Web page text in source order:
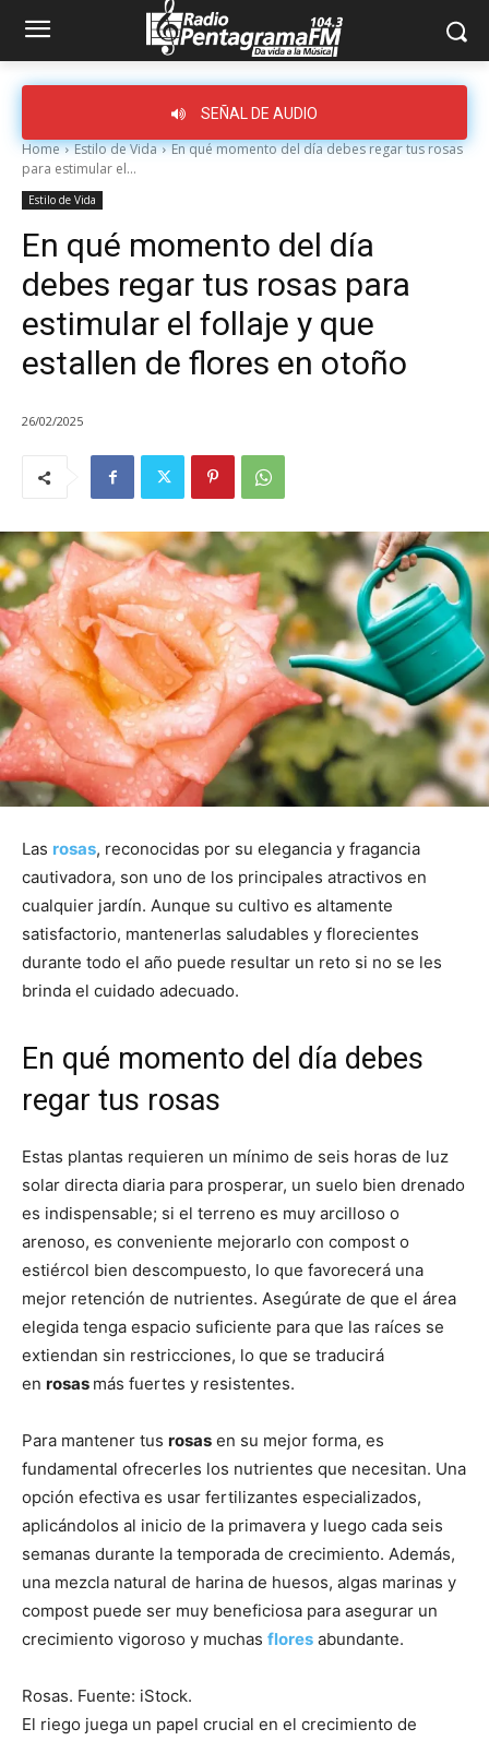
SEÑAL DE AUDIO
Home Estilo de Vida
En qué momento del día debes regar tus rosas
para estimular el...
Estilo de Vida
En qué momento del día
debes regar tus rosas para
estimular el follaje y que
estallen de flores en otoño
26/02/2025
Las rosas, reconocidas por su elegancia y fragancia
cautivadora, son uno de los principales atractivos en
cualquier jardín. Aunque su cultivo es altamente
satisfactorio, mantenerlas saludables y florecientes
durante todo el año puede resultar un reto si no se les
brinda el cuidado adecuado.
En qué momento del día debes
regar tus rosas
Estas plantas requieren un mínimo de seis horas de luz
solar directa diaria para prosperar, un suelo bien drenado
es indispensable; si el terreno es muy arcilloso o
arenoso, es conveniente mejorarlo con compost o
estiércol bien descompuesto, lo que favorecerá una
mejor retención de nutrientes. Asegúrate de que el área
elegida tenga espacio suficiente para que las raíces se
extiendan sin restricciones, lo que se traducirá
en rosas más fuertes y resistentes.
Para mantener tus rosas en su mejor forma, es
fundamental ofrecerles los nutrientes que necesitan. Una
opción efectiva es usar fertilizantes especializados,
aplicándolos al inicio de la primavera y luego cada seis
semanas durante la temporada de crecimiento. Además,
una mezcla natural de harina de huesos, algas marinas y
compost puede ser muy beneficiosa para asegurar un
crecimiento vigoroso y muchas flores abundante.
Rosas. Fuente: iStock.
El riego juega un papel crucial en el crecimiento de